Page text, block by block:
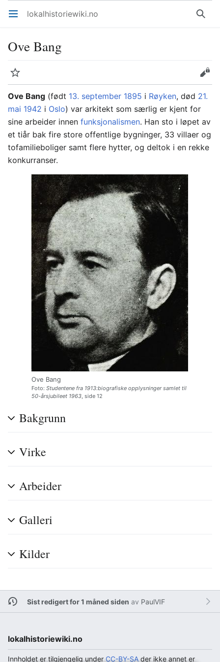
Åpne hovedmenyen lokalhistoriewiki.no Søk
Ove Bang
Overvåk
Rediger
Ove Bang (født 13. september 1895 i Røyken, død 21.
mai 1942 i Oslo) var arkitekt som særlig er kjent for
sine arbeider innen funksjonalismen. Han sto i løpet av
et tiår bak fire store offentlige bygninger, 33 villaer og
tofamilieboliger samt flere hytter, og deltok i en rekke
konkurranser.
Ove Bang
Foto: Studentene fra 1913:biografiske opplysninger samlet til
50-årsjubileet 1963, side 12
Bakgrunn
Virke
Arbeider
Galleri
Kilder
Sist redigert for 1 måned siden av PaulVIF
lokalhistoriewiki.no
Innholdet er tilgjengelig under CC-BY-SA der ikke annet er